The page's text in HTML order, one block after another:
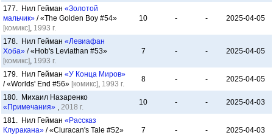
177. Нил Гейман «Золотой
мальчик» / «The Golden Boy #54»
[комикс], 1993 г.
10 - - 2025-04-05
178. Нил Гейман «Левиафан
Хоба» / «Hob's Leviathan #53»
[комикс], 1993 г.
7 - - 2025-04-05
179. Нил Гейман «У Конца Миров»
/ «Worlds' End #56» [комикс], 1993 г.
8 - - 2025-04-05
180. Михаил Назаренко
«Примечания» , 2018 г.
10 - - 2025-04-03
181. Нил Гейман «Рассказ
Клуракана» / «Cluracan's Tale #52»
7 - - 2025-04-03